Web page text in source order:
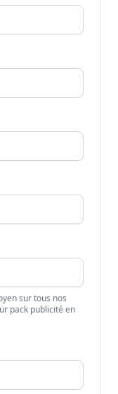
sur tous nos
pack publicité en